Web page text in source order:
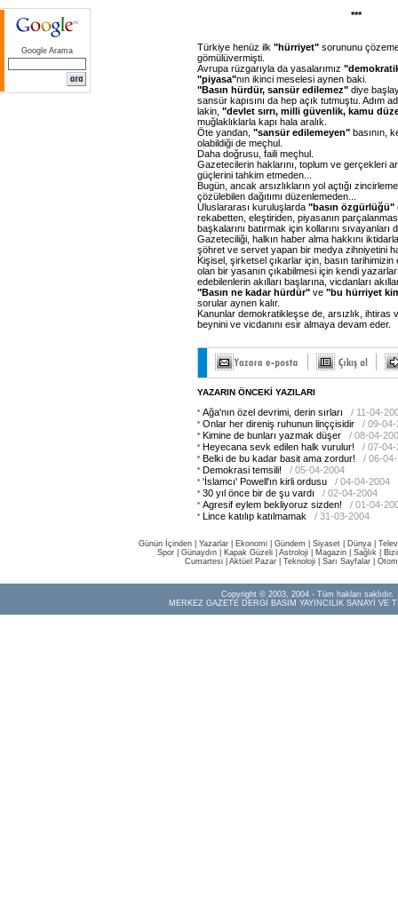
Google Arama
***
Türkiye henüz ilk "hürriyet" sorununu
gömülüvermişti.
Avrupa rüzgarıyla da yasalarımız
"piyasa"nın ikinci meselesi aynen baki.
"Basın hürdür, sansür edilemez" diye
sansür kapısını da hep açık tutmuştu. Adım
lakin, "devlet sırrı, milli güvenlik, kamu
muğlaklıklarla kapı hala aralık.
Öte yandan, "sansür edilemeyen" basının,
olabildiği de meçhul.
Daha doğrusu, faili meçhul.
Gazetecilerin haklarını, toplum ve gerçekleri
güçlerini tahkim etmeden...
Bugün, ancak arsızlıkların yol açtığı
çözülebilen dağıtımı düzenlemeden...
Uluslararası kuruluşlarda "basın özgürlüğü"
rekabetten, eleştiriden, piyasanın
başkalarını batırmak için kollarını sıvayanları
Gazeteciliği, halkın haber alma hakkını
şöhret ve servet yapan bir medya zihniyetini
Kişisel, şirketsel çıkarlar için, basın
olan bir yasanın çıkabilmesi için kendi
edebilenlerin akılları başlarına, vicdanları
"Basın ne kadar hürdür" ve "bu hürriyet
sorular aynen kalır.
Kanunlar demokratikleşse de, arsızlık, ihtiras
beynini ve vicdanını esir almaya devam eder.
YAZARIN ÖNCEKİ YAZILARI
Ağa'nın özel devrimi, derin sırları
/ 11-04-
Onlar her direniş ruhunun linççisidir
/ 09-04-
Kimine de bunları yazmak düşer
/ 08-04-
Heyecana sevk edilen halk vurulur!
/ 07-04-
Belki de bu kadar basit ama zordur!
/ 06-
Demokrasi temsili!
/ 05-04-2004
'İslamcı' Powell'ın kirli ordusu
/ 04-04-2004
30 yıl önce bir de şu vardı
/ 02-04-2004
Agresif eylem bekliyoruz sizden!
/ 01-04-
Lince katılıp katılmamak
/ 31-03-2004
Günün İçinden Yazarlar Ekonomi Gündem Siyaset Dünya |
Spor
Günaydın Kapak Güzeli Astroloji Magazin Sağlık
Cumartesi
Aktüel Pazar Teknoloji Sarı Sayfalar
Copyright © 2003, 2004 - Tüm hakları saklıdır.
MERKEZ GAZETE DERGİ BASIM YAYINCILIK SANAYİ VE